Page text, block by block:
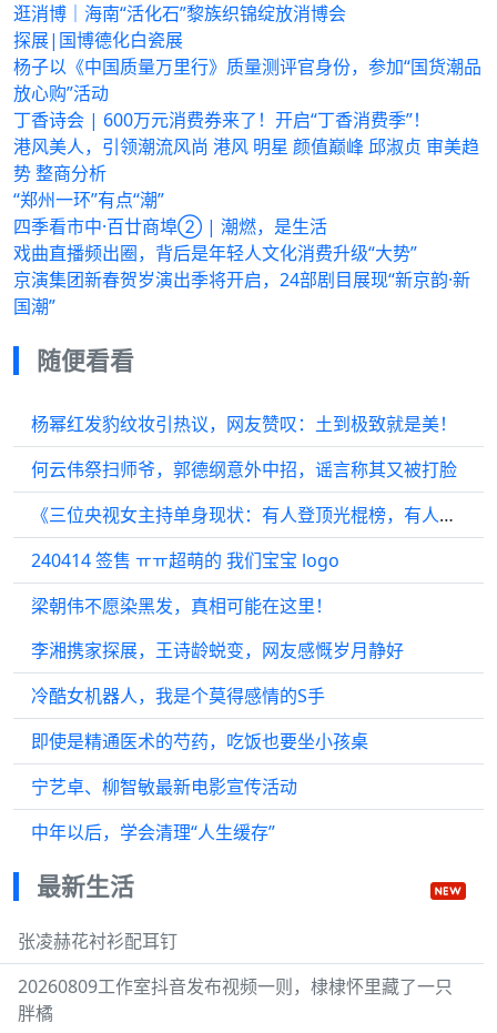
逛消博｜海南“活化石”黎族织锦绽放消博会
探展|国博德化白瓷展
杨子以《中国质量万里行》质量测评官身份，参加“国货潮品
放心购”活动
丁香诗会 | 600万元消费券来了！开启“丁香消费季”！
港风美人，引领潮流风尚 港风 明星 颜值巅峰 邱淑贞 审美趋
势 整商分析
“郑州一环”有点“潮”
四季看市中·百廿商埠② | 潮燃，是生活
戏曲直播频出圈，背后是年轻人文化消费升级“大势”
京演集团新春贺岁演出季将开启，24部剧目展现“新京韵·新
国潮”
随便看看
杨幂红发豹纹妆引热议，网友赞叹：土到极致就是美！
何云伟祭扫师爷，郭德纲意外中招，谣言称其又被打脸
《三位央视女主持单身现状：有人登顶光棍榜，有人择偶标准高》
240414 签售 ㅠㅠ超萌的 我们宝宝 logo
梁朝伟不愿染黑发，真相可能在这里！
李湘携家探展，王诗龄蜕变，网友感慨岁月静好
冷酷女机器人，我是个莫得感情的S手
即使是精通医术的芍药，吃饭也要坐小孩桌
宁艺卓、柳智敏最新电影宣传活动
中年以后，学会清理“人生缓存”
最新生活
张凌赫花衬衫配耳钉
20260809工作室抖音发布视频一则，棣棣怀里藏了一只
胖橘